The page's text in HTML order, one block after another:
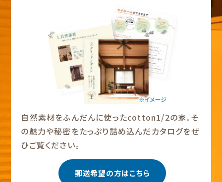
自然素材をふんだんに使ったcotton1/2の家。そ
の魅力や秘密をたっぷり詰め込んだカタログをぜ
ひご覧ください。
郵送希望の方はこちら